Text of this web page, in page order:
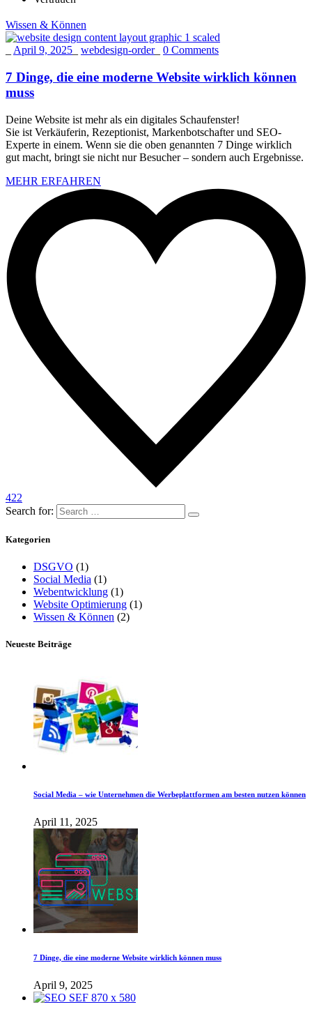
Wissen & Können
April 9, 2025 webdesign-order_ 0 Comments
7 Dinge, die eine moderne Website wirklich können
muss
Deine Website ist mehr als ein digitales Schaufenster!
Sie ist Verkäuferin, Rezeptionist, Markenbotschafter und SEO-
Experte in einem. Wenn sie die oben genannten 7 Dinge wirklich
gut macht, bringt sie nicht nur Besucher – sondern auch Ergebnisse.
MEHR ERFAHREN
422
Search for:
Kategorien
DSGVO (1)
Social Media (1)
Webentwicklung (1)
Website Optimierung (1)
Wissen & Können (2)
Neueste Beiträge
Social Media – wie Unternehmen die Werbeplattformen am besten nutzen können
April 11, 2025
7 Dinge, die eine moderne Website wirklich können muss
April 9, 2025